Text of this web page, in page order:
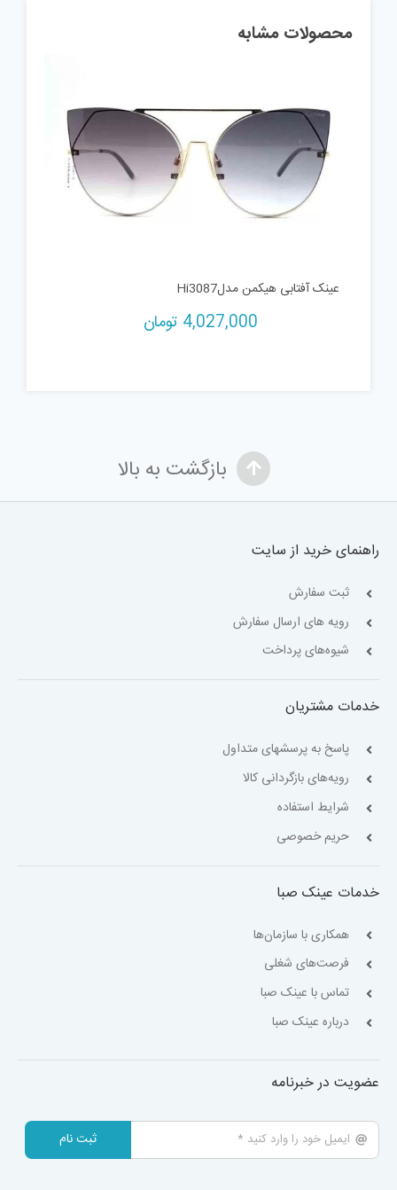
محصولات مشابه
عینک آفتابی هیکمن مدلHi3087
4,027,000 تومان
بازگشت به بالا
راهنمای خرید از سایت
ثبت سفارش
رویه های ارسال سفارش
شیوه‌های پرداخت
خدمات مشتریان
پاسخ به پرسشهای متداول
رویه‌های بازگردانی کالا
شرایط استفاده
حریم خصوصی
خدمات عینک صبا
همکاری با سازمان‌ها
فرصت‌های شغلی
تماس با عینک صبا
درباره عینک صبا
عضویت در خبرنامه
ثبت نام